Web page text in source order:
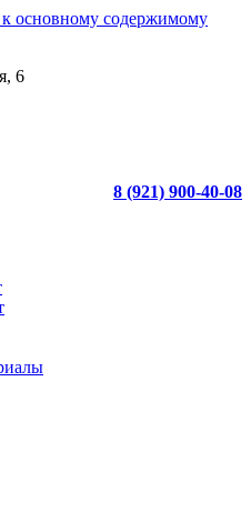
основному содержимому
6
8 (921) 900-40-08